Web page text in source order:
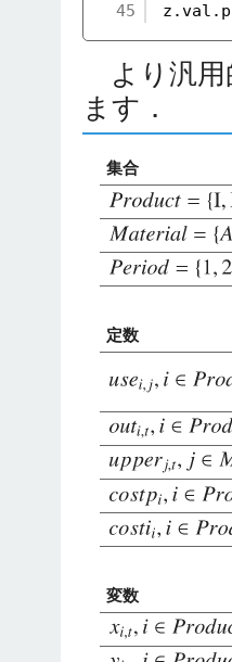
45
より汎用
ます．
集合
定数
変数